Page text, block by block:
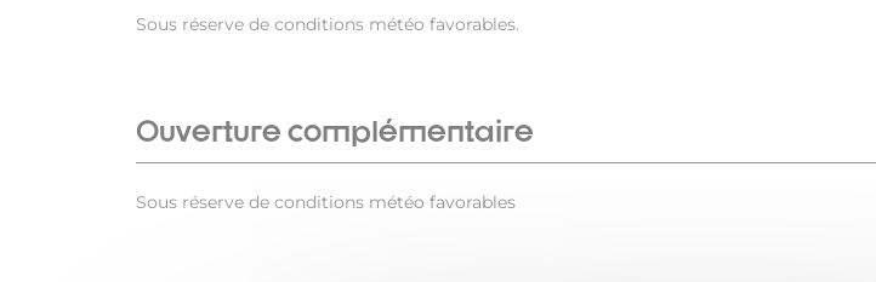
Sous réserve de conditions météo favorables.
Ouverture complémentaire
Sous réserve de conditions météo favorables